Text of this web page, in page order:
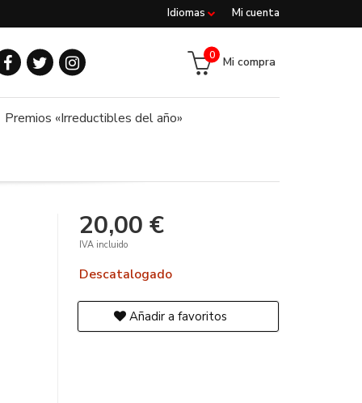
Mi cuenta
Idiomas
Mi compra
0
Premios «Irreductibles del año»
20,00 €
IVA incluido
Descatalogado
Añadir a favoritos